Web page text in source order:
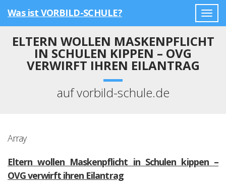
Was ist VORBILD-SCHULE?
ELTERN WOLLEN MASKENPFLICHT
IN SCHULEN KIPPEN – OVG
VERWIRFT IHREN EILANTRAG
auf vorbild-schule.de
Array
Eltern wollen Maskenpflicht in Schulen kippen –
OVG verwirft ihren Eilantrag